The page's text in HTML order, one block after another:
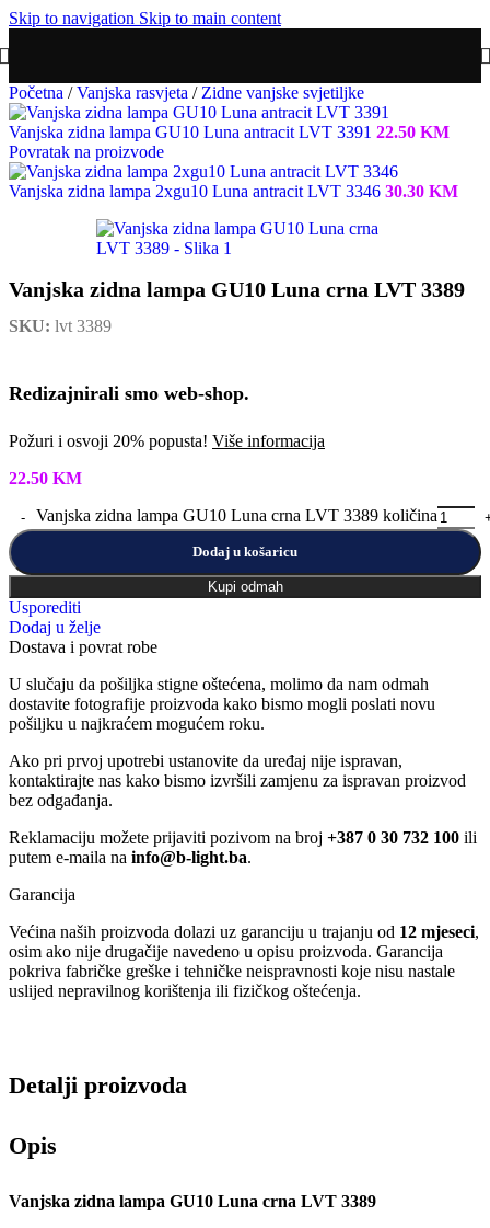
Skip to navigation Skip to main content
Početna / Vanjska rasvjeta / Zidne vanjske svjetiljke
Vanjska zidna lampa GU10 Luna antracit LVT 3391 22.50 KM
Povratak na proizvode
Vanjska zidna lampa 2xgu10 Luna antracit LVT 3346 30.30 KM
Vanjska zidna lampa GU10 Luna crna LVT 3389
SKU: lvt 3389
Redizajnirali smo web-shop.
Požuri i osvoji 20% popusta! Više informacija
22.50 KM
Vanjska zidna lampa GU10 Luna crna LVT 3389 količina
Dodaj u košaricu
Kupi odmah
Usporediti
Dodaj u želje
Dostava i povrat robe
U slučaju da pošiljka stigne oštećena, molimo da nam odmah
dostavite fotografije proizvoda kako bismo mogli poslati novu
pošiljku u najkraćem mogućem roku.
Ako pri prvoj upotrebi ustanovite da uređaj nije ispravan,
kontaktirajte nas kako bismo izvršili zamjenu za ispravan proizvod
bez odgađanja.
Reklamaciju možete prijaviti pozivom na broj +387 0 30 732 100 ili
putem e-maila na info@b-light.ba.
Garancija
Većina naših proizvoda dolazi uz garanciju u trajanju od 12 mjeseci,
osim ako nije drugačije navedeno u opisu proizvoda. Garancija
pokriva fabričke greške i tehničke neispravnosti koje nisu nastale
uslijed nepravilnog korištenja ili fizičkog oštećenja.
Detalji proizvoda
Opis
Vanjska zidna lampa GU10 Luna crna LVT 3389